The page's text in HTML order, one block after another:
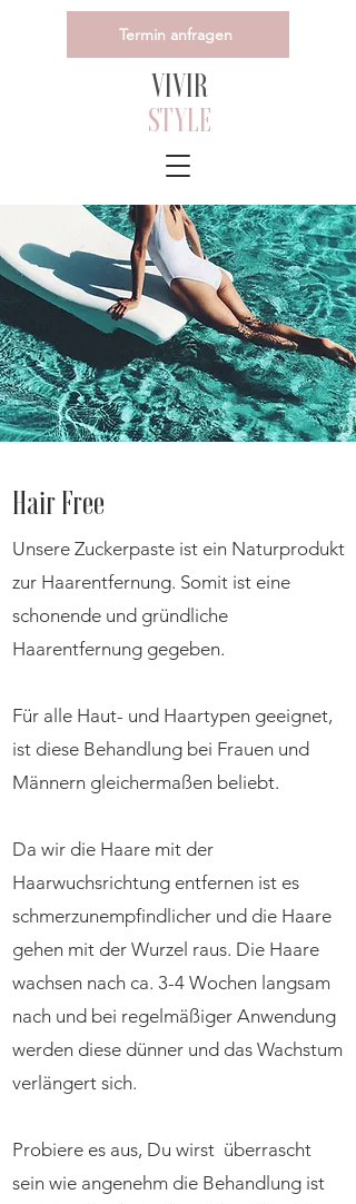
VIVIR
STYLE
Termin anfragen
Hair Free
Unsere Zuckerpaste ist ein Naturprodukt
zur Haarentfernung. Somit ist eine
schonende und gründliche
Haarentfernung gegeben.
Für alle Haut- und Haartypen geeignet,
ist diese Behandlung bei Frauen und
Männern gleichermaßen beliebt.
Da wir die Haare mit der
Haarwuchsrichtung entfernen ist es
schmerzunempfindlicher und die Haare
gehen mit der Wurzel raus. Die Haare
wachsen nach ca. 3-4 Wochen langsam
nach und bei regelmäßiger Anwendung
werden diese dünner und das Wachstum
verlängert sich.
Probiere es aus, Du wirst überrascht
sein wie angenehm die Behandlung ist